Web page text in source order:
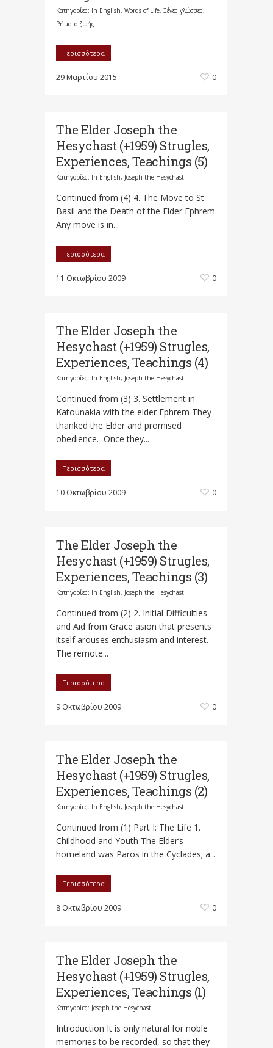
Κατηγορίες: In English, Words of Life, Ξένες γλώσσες,
Ρήματα ζωής
Περισσότερα
29 Μαρτίου 2015 0
The Elder Joseph the
Hesychast (+1959) Strugles,
Experiences, Teachings (5)
Κατηγορίες: In English, Joseph the Hesychast
Continued from (4) 4. The Move to St
Basil and the Death of the Elder Ephrem
Any move is in...
Περισσότερα
11 Οκτωβρίου 2009 0
The Elder Joseph the
Hesychast (+1959) Strugles,
Experiences, Teachings (4)
Κατηγορίες: In English, Joseph the Hesychast
Continued from (3) 3. Settlement in
Katounakia with the elder Ephrem They
thanked the Elder and promised
obedience. Once they...
Περισσότερα
10 Οκτωβρίου 2009 0
The Elder Joseph the
Hesychast (+1959) Strugles,
Experiences, Teachings (3)
Κατηγορίες: In English, Joseph the Hesychast
Continued from (2) 2. Initial Difficulties
and Aid from Grace asion that presents
itself arouses enthusiasm and interest.
The remote...
Περισσότερα
9 Οκτωβρίου 2009 0
The Elder Joseph the
Hesychast (+1959) Strugles,
Experiences, Teachings (2)
Κατηγορίες: In English, Joseph the Hesychast
Continued from (1) Part I: The Life 1.
Childhood and Youth The Elder’s
homeland was Paros in the Cyclades; a...
Περισσότερα
8 Οκτωβρίου 2009 0
The Elder Joseph the
Hesychast (+1959) Strugles,
Experiences, Teachings (1)
Κατηγορίες: Joseph the Hesychast
Introduction It is only natural for noble
memories to be recorded, so that they